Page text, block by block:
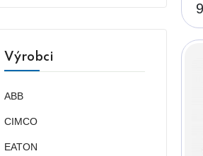
Výrobci
ABB
CIMCO
EATON